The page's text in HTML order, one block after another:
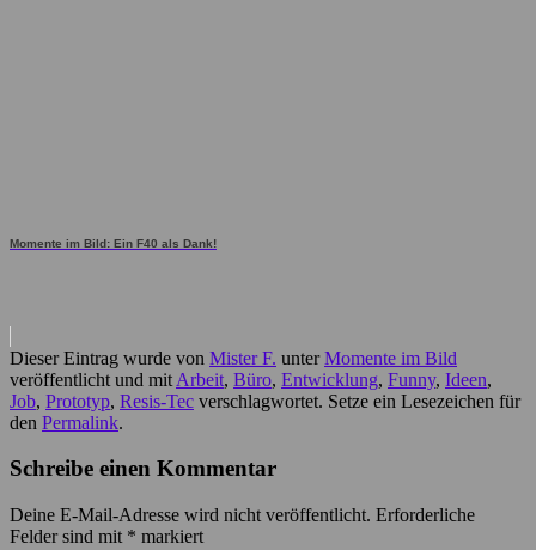
Momente im Bild: Ein F40 als Dank!
Dieser Eintrag wurde von Mister F. unterMomente im Bild
veröffentlicht und mit Arbeit, Büro, Entwicklung, Funny, Ideen,
Job, Prototyp, Resis-Tec verschlagwortet. Setze ein Lesezeichen für
den Permalink.
Schreibe einen Kommentar
Deine E-Mail-Adresse wird nicht veröffentlicht. Erforderliche
Felder sind mit * markiert